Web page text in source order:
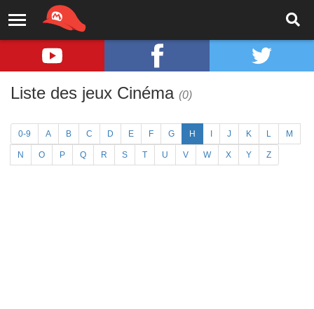
Liste des jeux Cinéma (0)
0-9 A B C D E F G H J K L M
N O P Q R S T U V W X Y Z